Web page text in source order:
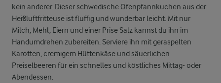
kein anderer. Dieser schwedische Ofenpfannkuchen aus der
Heißluftfritteuse ist fluffig und wunderbar leicht. Mit nur
Milch, Mehl, Eiern und einer Prise Salz kannst du ihn im
Handumdrehen zubereiten. Serviere ihn mit geraspelten
Karotten, cremigem Hüttenkäse und säuerlichen
Preiselbeeren für ein schnelles und köstliches Mittag- oder
Abendessen.